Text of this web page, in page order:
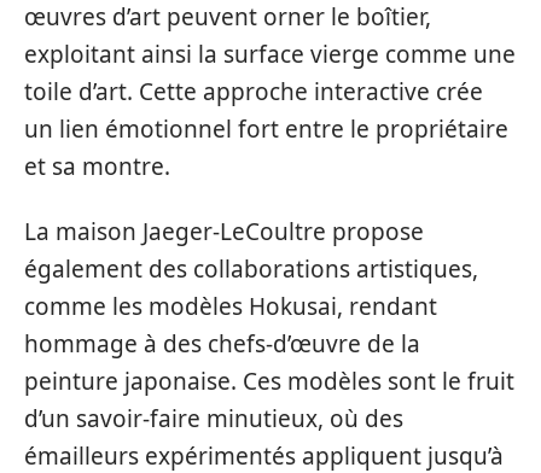
œuvres d’art peuvent orner le boîtier,
exploitant ainsi la surface vierge comme une
toile d’art. Cette approche interactive crée
un lien émotionnel fort entre le propriétaire
et sa montre.
La maison Jaeger-LeCoultre propose
également des collaborations artistiques,
comme les modèles Hokusai, rendant
hommage à des chefs-d’œuvre de la
peinture japonaise. Ces modèles sont le fruit
d’un savoir-faire minutieux, où des
émailleurs expérimentés appliquent jusqu’à